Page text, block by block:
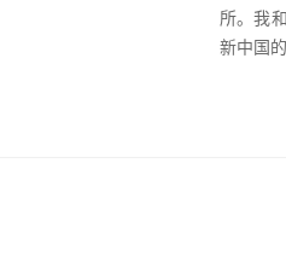
所。我
新中国